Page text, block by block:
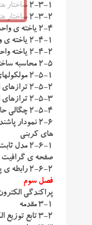
2-3-1 ساختار هندسی گرافیت
2-3-2 ساختار هندسی نانولوله های کربنی
2-4 یاخته ی واحد گرافیت و نانولوله ی کربنی
2-4-1 یاخته ی واحد صفحه ی گرافیت
2-4-2 یاخته واحد نانولوله ی کربنی
2-5 محاسبه ساختار نواری گرافیت و نانولوله ی کربنی
2-5-1 مولکولهای محدود
2-5-2 ترازهای انرژی گرافیت
2-5-3 ترازهای انرژی نانولوله ی کربنی
2-5-4 چگالی حالات در نانولوله ی کربنی
2-6 نمودار
های کربنی
2-6-1 مدل
صفحه ی گرافیت
2-6-2 رابطه ی پاشندگی فونونی برای نانولوله های کربنی
فصل سوم
پراکندگی
3-1 مقدمه
3-2 تابع توزیع الکترون